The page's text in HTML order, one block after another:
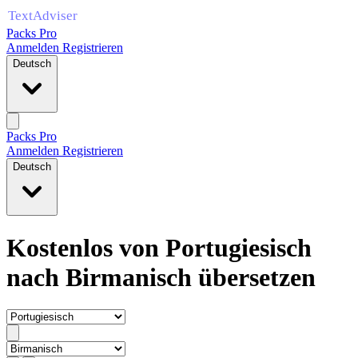
Packs Pro
Anmelden Registrieren
Deutsch
Packs Pro
Anmelden Registrieren
Deutsch
Kostenlos von Portugiesisch
nach Birmanisch übersetzen